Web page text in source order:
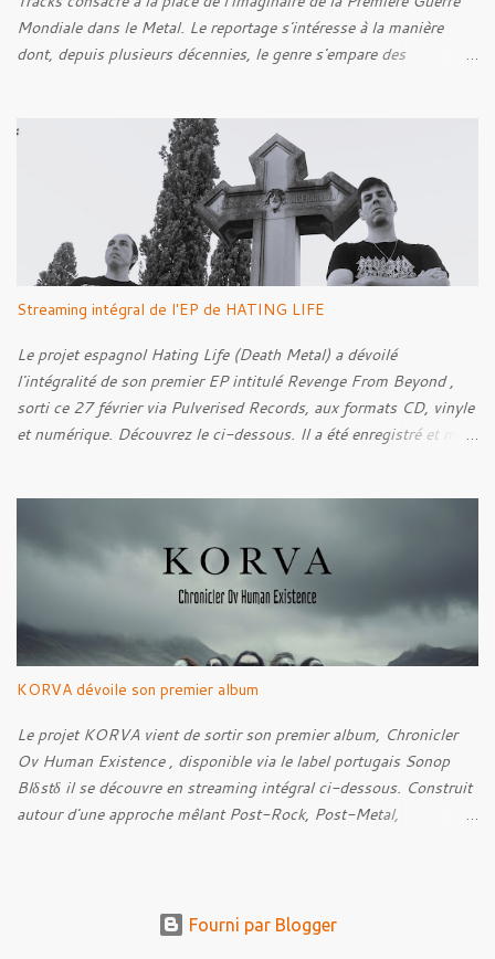
Mondiale dans le Metal. Le reportage s'intéresse à la manière
dont, depuis plusieurs décennies, le genre s'empare des
cette réflexion, Tracks est allé à la rencontre de Noise (
Kanonenfieber ) et de Dmytro Kumar ( 1914 ), qui reviennent sur
leur intérêt pour la Première Guerre mondiale. Le documentaire
donne également la parole au producteur Kristian "Kohle"
Kohlmannslehner, collaborateur de 1914 , ainsi qu'à l'historien
Ralf Raths, directeur du Musée allemand des blindés de Munster,
afin d'interroger plus largement la place des images de guerre
dans l'esthétique et l'imaginaire du Metal. Le reportage est à
découvrir ci-dessous :
Streaming intégral de l'EP de HATING LIFE
Le projet espagnol Hating Life (Death Metal) a dévoilé
l'intégralité de son premier EP intitulé Revenge From Beyond ,
sorti ce 27 février via Pulverised Records, aux formats CD, vinyle
et numérique. Découvrez le ci-dessous. Il a été enregistré et mixé
Sense Of Fear
KORVA dévoile son premier album
Le projet KORVA vient de sortir son premier album, Chronicler
Ov Human Existence , disponible via le label portugais Sonop
Blδstδ il se découvre en streaming intégral ci-dessous. Construit
autour d'une approche mêlant Post-Rock, Post-Metal,
l'humanité, recueille ses histoires et conserve les traces de ce qui
Fourni par Blogger